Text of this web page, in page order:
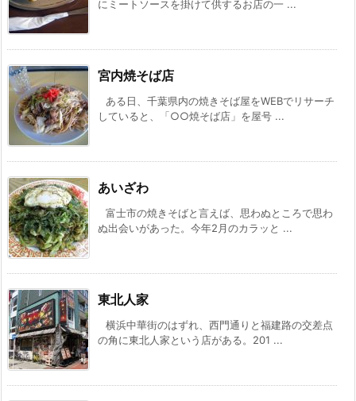
にミートソースを掛けて供するお店の一 ...
宮内焼そば店
ある日、千葉県内の焼きそば屋をWEBでリサーチ
していると、「○○焼そば店」を屋号 ...
あいざわ
富士市の焼きそばと言えば、思わぬところで思わ
ぬ出会いがあった。今年2月のカラッと ...
東北人家
横浜中華街のはずれ、西門通りと福建路の交差点
の角に東北人家という店がある。201 ...